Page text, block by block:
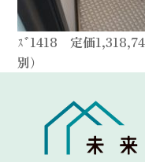
ｽﾞ1418 定価
別）